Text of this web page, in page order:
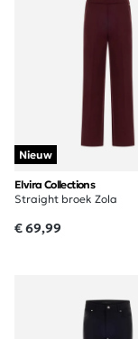
Nieuw
Elvira Collections
Straight broek Zola
€ 69,99